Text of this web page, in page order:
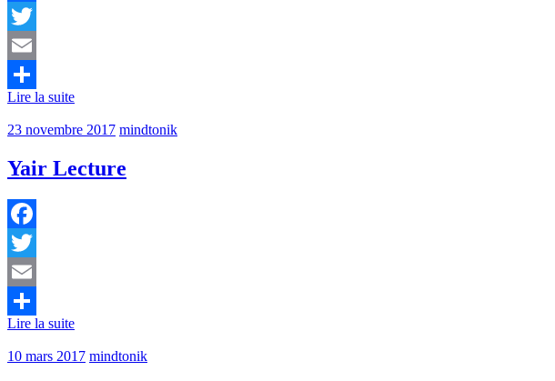
Facebook
Twitter
Email
Partager
Lire la suite
23 novembre 2017 mindtonik
Yair Lecture
Facebook
Twitter
Email
Partager
Lire la suite
10 mars 2017 mindtonik